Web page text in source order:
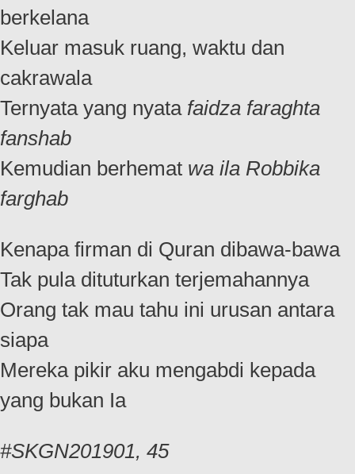
berkelana
Keluar masuk ruang, waktu dan
cakrawala
Ternyata yang nyata faidza faraghta
fanshab
Kemudian berhemat wa ila Robbika
farghab
Kenapa firman di Quran dibawa-bawa
Tak pula dituturkan terjemahannya
Orang tak mau tahu ini urusan antara
siapa
Mereka pikir aku mengabdi kepada
yang bukan Ia
#SKGN201901, 45